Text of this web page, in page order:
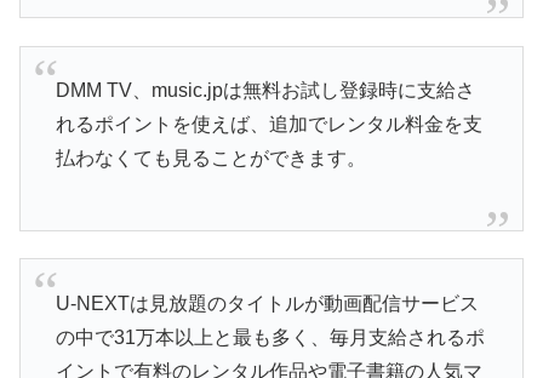
DMM TV、music.jpは無料お試し登録時に支給さ
れるポイントを使えば、追加でレンタル料金を支
払わなくても見ることができます。
U-NEXTは見放題のタイトルが動画配信サービス
の中で31万本以上と最も多く、毎月支給されるポ
イントで有料のレンタル作品や電子書籍の人気マ